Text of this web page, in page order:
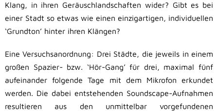
Klang, in ihren Geräuschlandschaften wider? Gibt es bei
einer Stadt so etwas wie einen einzigartigen, individuellen
‘Grundton’ hinter ihren Klängen?
Eine Versuchsanordnung: Drei Städte, die jeweils in einem
großen Spazier- bzw. ‘Hör-Gang’ für drei, maximal fünf
aufeinander folgende Tage mit dem Mikrofon erkundet
werden. Die dabei entstehenden Soundscape-Aufnahmen
resultieren aus den unmittelbar vorgefundenen